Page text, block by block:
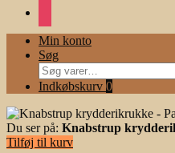
Min konto
Søg
Søg
efter:
Indkøbskurv 0
Du ser på: Knabstrup
Tilføj til kurv